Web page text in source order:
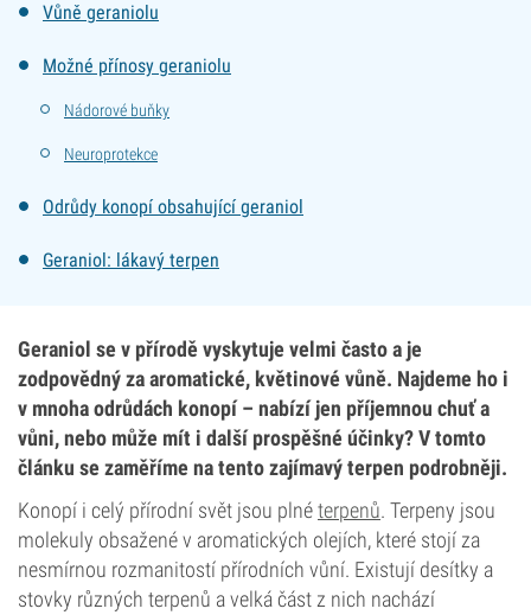
Vůně geraniolu
Možné přínosy geraniolu
Nádorové buňky
Neuroprotekce
Odrůdy konopí obsahující geraniol
Geraniol: lákavý terpen
Geraniol se v přírodě vyskytuje velmi často a je
zodpovědný za aromatické, květinové vůně. Najdeme ho i
v mnoha odrůdách konopí – nabízí jen příjemnou chuť a
vůni, nebo může mít i další prospěšné účinky? V tomto
článku se zaměříme na tento zajímavý terpen podrobněji.
Konopí i celý přírodní svět jsou plnéterpenů. Terpeny jsou
molekuly obsažené v aromatických olejích, které stojí za
nesmírnou rozmanitostí přírodních vůní. Existují desítky a
stovky různých terpenů a velká část z nich nachází